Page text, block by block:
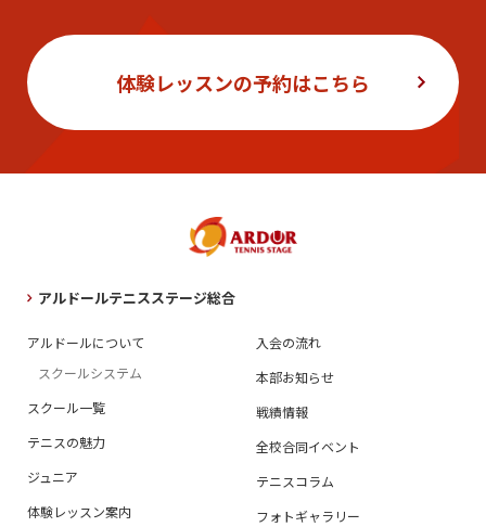
体験レッスンの予約はこちら
アルドールテニスステージ総合
アルドールについて
スクールシステム
スクール一覧
テニスの魅力
ジュニア
体験レッスン案内
入会の流れ
本部お知らせ
戦績情報
全校合同イベント
テニスコラム
フォトギャラリー